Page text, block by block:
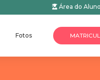
Área do Aluno
Fotos